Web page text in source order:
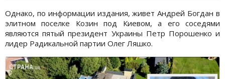
Однако, по информации издания, живет Андрей Богдан в
элитном поселке Козин под Киевом, а его соседями
являются пятый президент Украины Петр Порошенко и
лидер Радикальной партии Олег Ляшко.